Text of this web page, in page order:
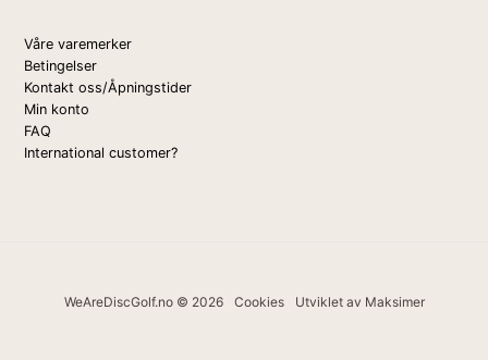
Våre varemerker
Betingelser
Kontakt oss/Åpningstider
Min konto
FAQ
International customer?
WeAreDiscGolf.no © 2026 Cookies Utviklet av Maksimer